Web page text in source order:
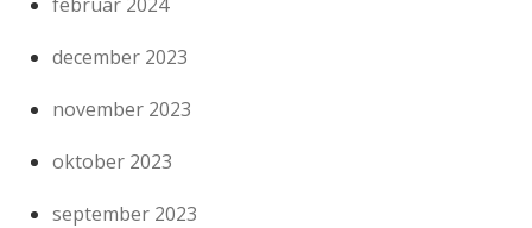
december 2023
november 2023
oktober 2023
september 2023